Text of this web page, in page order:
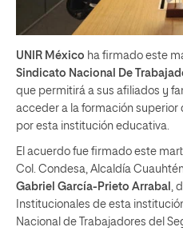
UNIR México ha firmado este
Sindicato Nacional De
que permitirá a sus afiliados y
acceder a la formación
por esta institución educativa.
El acuerdo fue firmado este
Col. Condesa, Alcaldía
Gabriel García-Prieto Arrabal ,
Institucionales de esta
Nacional de Trabajadores del